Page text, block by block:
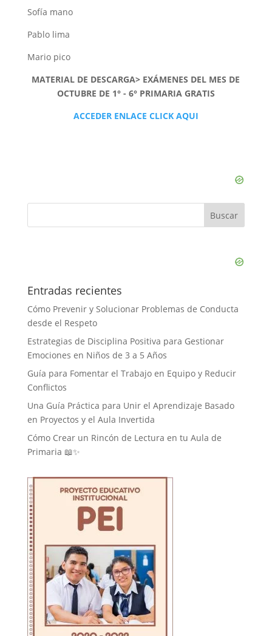
Sofía mano
Pablo lima
Mario pico
MATERIAL DE DESCARGA> EXÁMENES DEL MES DE
OCTUBRE DE 1° - 6° PRIMARIA GRATIS
ACCEDER ENLACE CLICK AQUI
Entradas recientes
Cómo Prevenir y Solucionar Problemas de Conducta
desde el Respeto
Estrategias de Disciplina Positiva para Gestionar
Emociones en Niños de 3 a 5 Años
Guía para Fomentar el Trabajo en Equipo y Reducir
Conflictos
Una Guía Práctica para Unir el Aprendizaje Basado
en Proyectos y el Aula Invertida
Cómo Crear un Rincón de Lectura en tu Aula de
Primaria 📖✨